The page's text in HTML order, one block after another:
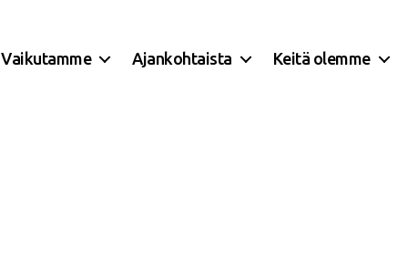
Vaikutamme Ajankohtaista Keitä olemme